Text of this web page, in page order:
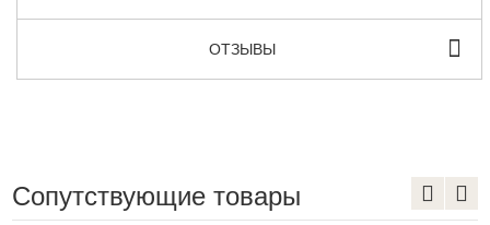
ОТЗЫВЫ
Сопутствующие товары